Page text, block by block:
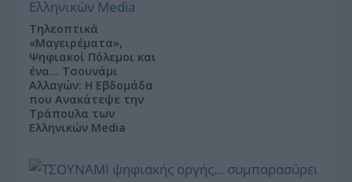
Τηλεοπτικά
«Μαγειρέματα»,
Ψηφιακοί Πόλεμοι και
ένα… Τσουνάμι
Αλλαγών: Η Εβδομάδα
που Ανακάτεψε την
Τράπουλα των
Ελληνικών Media